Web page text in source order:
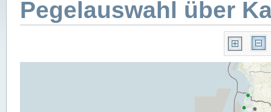
Pegelauswahl über